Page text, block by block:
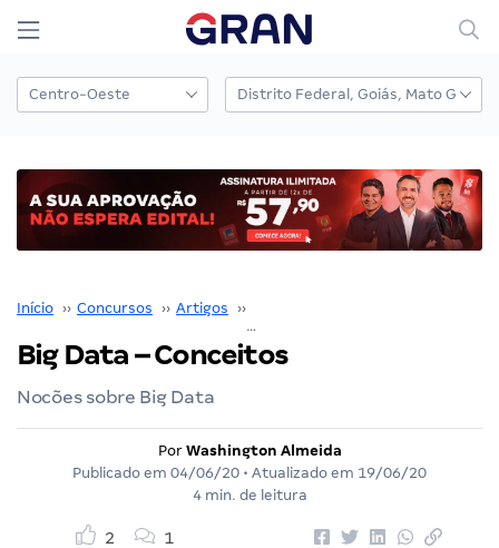
Início ›› Concursos ›› Artigos ››
Big Data – Conceitos
Nocões sobre Big Data
Por Washington Almeida
Publicado em 04/06/20 • Atualizado em 19/06/20
4 min. de leitura
2 1